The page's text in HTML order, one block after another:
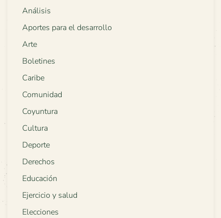
Análisis
Aportes para el desarrollo
Arte
Boletines
Caribe
Comunidad
Coyuntura
Cultura
Deporte
Derechos
Educación
Ejercicio y salud
Elecciones